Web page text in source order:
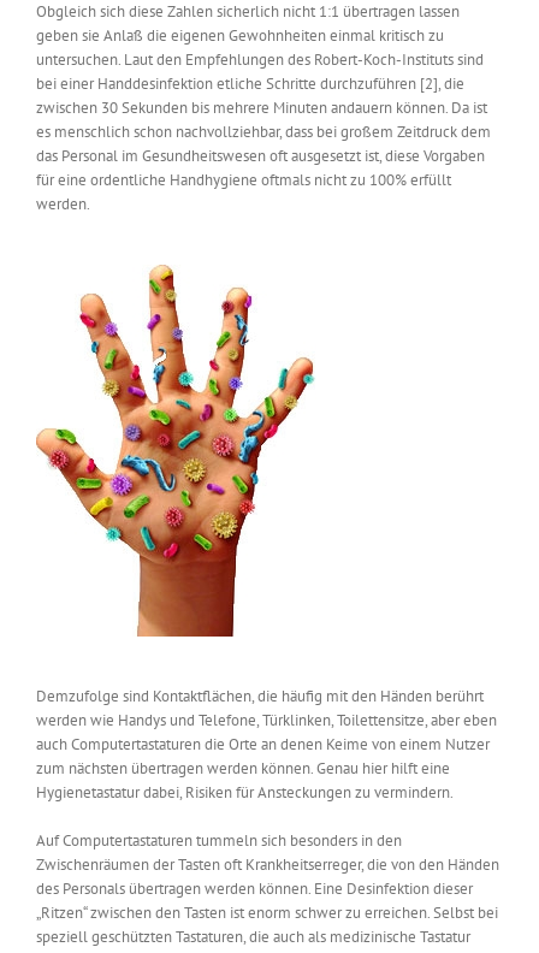
Obgleich sich diese Zahlen sicherlich nicht 1:1 übertragen lassen
geben sie Anlaß die eigenen Gewohnheiten einmal kritisch zu
untersuchen. Laut den Empfehlungen des Robert-Koch-Instituts sind
bei einer Handdesinfektion etliche Schritte durchzuführen [2], die
zwischen 30 Sekunden bis mehrere Minuten andauern können. Da ist
es menschlich schon nachvollziehbar, dass bei großem Zeitdruck dem
das Personal im Gesundheitswesen oft ausgesetzt ist, diese Vorgaben
für eine ordentliche Handhygiene oftmals nicht zu 100% erfüllt
werden.
Demzufolge sind Kontaktflächen, die häufig mit den Händen berührt
werden wie Handys und Telefone, Türklinken, Toilettensitze, aber eben
auch Computertastaturen die Orte an denen Keime von einem Nutzer
zum nächsten übertragen werden können. Genau hier hilft eine
Hygienetastatur dabei, Risiken für Ansteckungen zu vermindern.
Auf Computertastaturen tummeln sich besonders in den
Zwischenräumen der Tasten oft Krankheitserreger, die von den Händen
des Personals übertragen werden können. Eine Desinfektion dieser
„Ritzen“ zwischen den Tasten ist enorm schwer zu erreichen. Selbst bei
speziell geschützten Tastaturen, die auch als medizinische Tastatur